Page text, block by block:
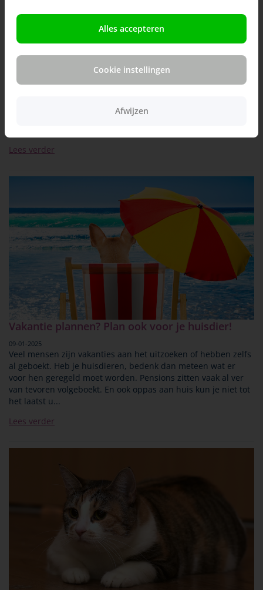
Zo weet je of jouw dier goed op gewicht is!
Een gezond gewicht is belangrijk voor je dier. Maar hoe weet
af (of bij) kan? Wij hebben daarvoor een handig hulpmiddel:
de maat-o-meters. Waarom is overgewicht soms lastig te
Lees verder
Vakantie plannen? Plan ook voor je huisdier!
09-01-2025
Veel mensen zijn vakanties aan het uitzoeken of hebben zelfs
al geboekt. Heb je huisdieren, bedenk dan meteen wat er
voor hen geregeld moet worden. Pensions zitten vaak al ver
van tevoren volgeboekt. En ook oppas aan huis kun je niet tot
het laatst u...
Lees verder
Alles accepteren
Cookie instellingen
Afwijzen